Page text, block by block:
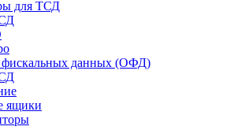
для ТСД
фискальных данных (ОФД)
ящики